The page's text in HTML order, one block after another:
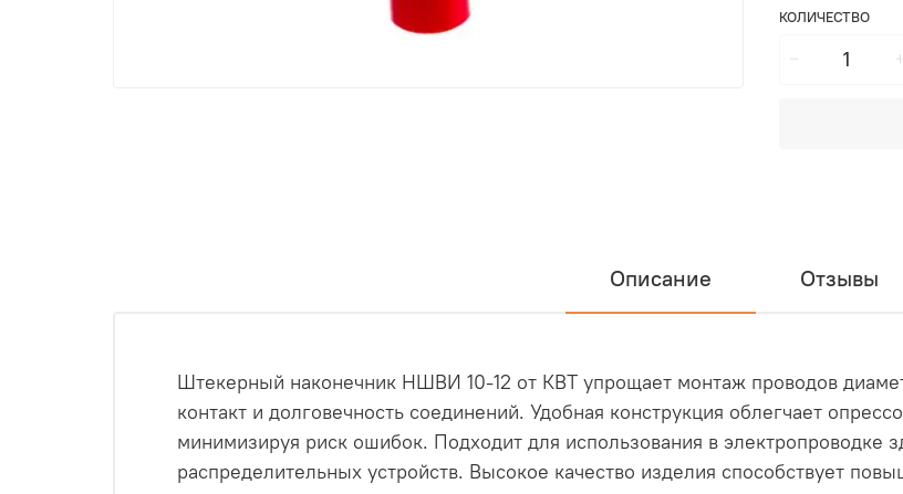
КОЛИЧЕСТВО
Описание Отзывы
Штекерный наконечник НШВИ 10-12 от КВТ упрощает монтаж проводов
контакт и долговечность соединений. Удобная конструкция облегчает
минимизируя риск ошибок. Подходит для использования в электропроводке
распределительных устройств. Высокое качество изделия способствует